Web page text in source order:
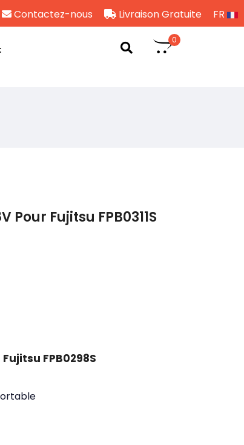
Contactez-nous Livraison Gratuite FR
0
Pour Fujitsu FPB0311S
FPB0298S